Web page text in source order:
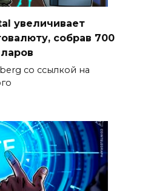
увеличивает
собрав 700
со ссылкой на